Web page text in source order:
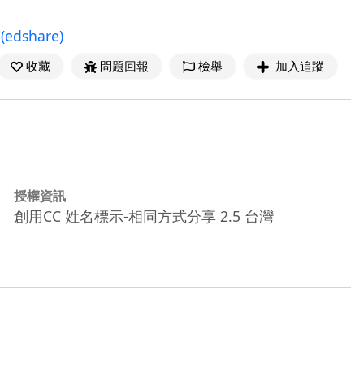
(edshare)
收藏 問題回報 檢舉 加入追蹤
授權資訊
創用CC 姓名標示-相同方式分享 2.5 台灣